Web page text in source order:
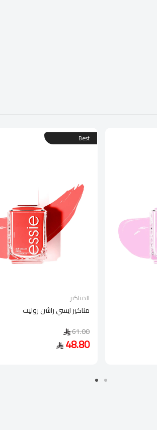
Best
المناكير
مناكير ايسي راشن روليت
61.00
48.80